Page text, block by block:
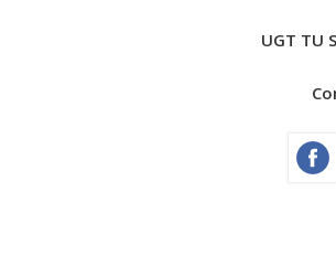
UGT TU